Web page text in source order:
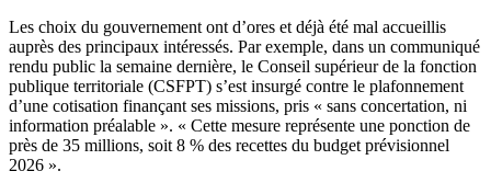
Les choix du gouvernement ont d’ores et déjà été mal accueillis
auprès des principaux intéressés. Par exemple, dans un communiqué
rendu public la semaine dernière, le Conseil supérieur de la fonction
publique territoriale (CSFPT) s’est insurgé contre le plafonnement
d’une cotisation finançant ses missions, pris « sans concertation, ni
information préalable ». « Cette mesure représente une ponction de
près de 35 millions, soit 8 % des recettes du budget prévisionnel
2026 ».